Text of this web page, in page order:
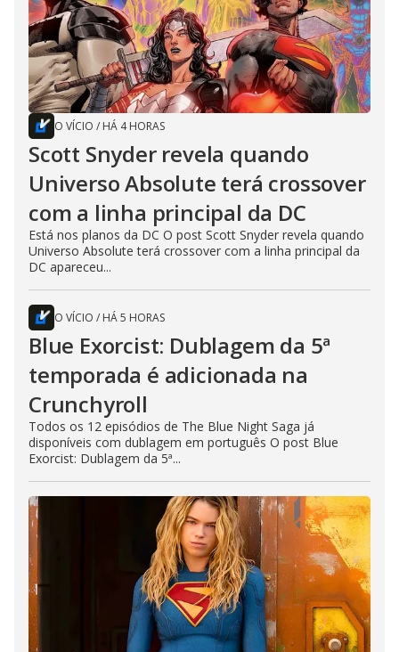
O VÍCIO / HÁ 4 HORAS
Scott Snyder revela quando
Universo Absolute terá crossover
com a linha principal da DC
Está nos planos da DC O post Scott Snyder revela quando
Universo Absolute terá crossover com a linha principal da
DC apareceu...
O VÍCIO / HÁ 5 HORAS
Blue Exorcist: Dublagem da 5ª
temporada é adicionada na
Crunchyroll
Todos os 12 episódios de The Blue Night Saga já
disponíveis com dublagem em português O post Blue
Exorcist: Dublagem da 5ª...